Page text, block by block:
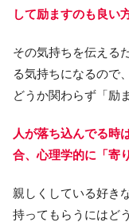
して励ますのも良い
その気持ちを伝える
る気持ちになるので
どうか関わらず「励
人が落ち込んでる時
合、心理学的に「寄
親しくしている好き
持ってもらうにはど